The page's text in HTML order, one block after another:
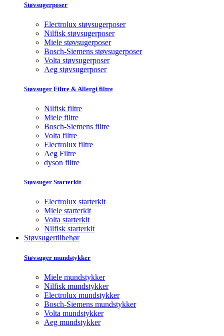
Støvsugerposer
Electrolux støvsugerposer
Nilfisk støvsugerposer
Miele støvsugerposer
Bosch-Siemens støvsugerposer
Volta støvsugerposer
Aeg støvsugerposer
Støvsuger Filtre & Allergi filtre
Nilfisk filtre
Miele filtre
Bosch-Siemens filtre
Volta filtre
Electrolux filtre
Aeg Filtre
dyson filtre
Støvsuger Starterkit
Electrolux starterkit
Miele starterkit
Volta starterkit
Nilfisk starterkit
Støvsugertilbehør
Støvsuger mundstykker
Miele mundstykker
Nilfisk mundstykker
Electrolux mundstykker
Bosch-Siemens mundstykker
Volta mundstykker
Aeg mundstykker